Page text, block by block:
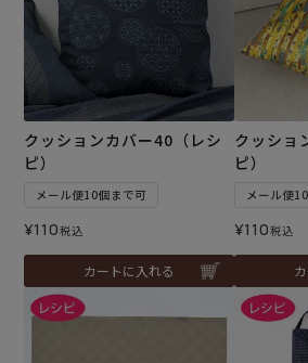
クッションカバー40（レシ
ピ）
メール便10個まで可
¥110税込
カートに入れる
クッショ
ピ）
メール便
¥110税込